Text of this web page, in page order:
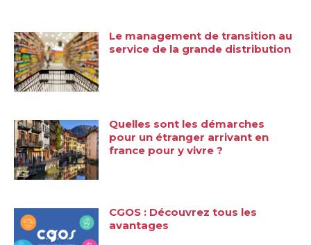
Le management de transition au
service de la grande distribution
Quelles sont les démarches
pour un étranger arrivant en
france pour y vivre ?
CGOS : Découvrez tous les
avantages